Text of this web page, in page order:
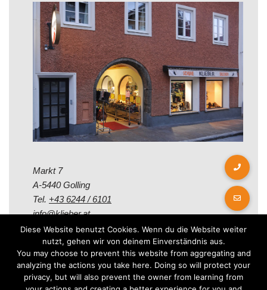
Markt 7
A-5440 Golling
Tel. +43 6244 / 6101
info@klieber.at
Öffungszeiten
Montag - Freitag:
Diese Website benutzt Cookies. Wenn du die Website weiter
nutzt, gehen wir von deinem Einverständnis aus.
You may choose to prevent this website from aggregating and
analyzing the actions you take here. Doing so will protect your
privacy, but will also prevent the owner from learning from